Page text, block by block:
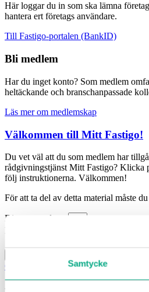
Samtycke
Här loggar du in som ska lämna
hantera ert företags användare.
Till Fastigo-portalen (BankID)
Bli medlem
Har du inget konto? Som medlem
heltäckande och branschanpassade
Läs mer om medlemskap
Välkommen till Mitt Fastigo!
Du vet väl att du som medlem har
rådgivningstjänst Mitt Fastigo? Klicka
följ instruktionerna. Välkommen!
För att ta del av detta material måste
Din e-postadress
Lösenord
Glömt ditt lösenord?